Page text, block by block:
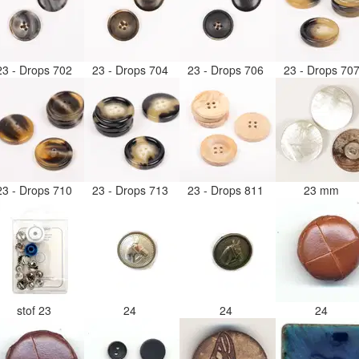
- Drops 702 23 - Drops 704 23 - Drops 706 23 - Drops
- Drops 710 23 - Drops 713 23 - Drops 811 23 mm
stof 23 24 24 24